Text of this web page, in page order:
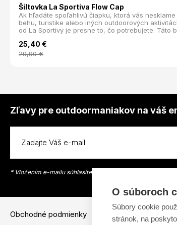
Šiltovka La Sportiva Flow Cap
Ak hľadáte spoľahlivú čiapku, ktorá vás
behu, turistike alebo iných outdoorových
od La Sportivy je presne to, čo potrebujete. Táto
šiltovka kombinuje ľahkosť, rýchle schnutie a
ste vždy mali pocit sviežosti a pohodlia.
25,40 €
29,90€
Zľavy pre outdoormaniakov na váš
* Vložením e-mailu súhlasíte s
Obchodné podmienky
O súboroch
Súbory cookie
stránok, na